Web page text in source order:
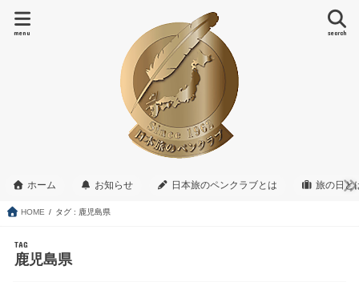
search
menu
ホーム お知らせ 日本旅のペンクラブとは 旅の日と
HOME タグ : 鹿児島県
TAG
鹿児島県